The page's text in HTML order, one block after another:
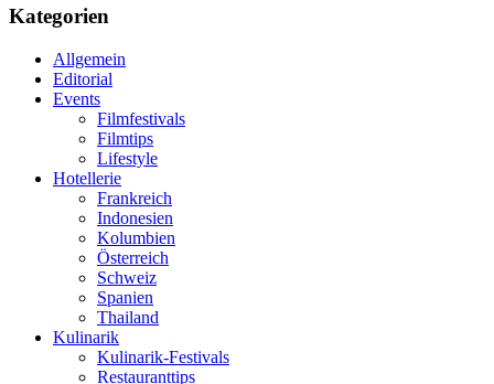
Kategorien
Allgemein
Editorial
Events
Filmfestivals
Filmtips
Lifestyle
Hotellerie
Frankreich
Indonesien
Kolumbien
Österreich
Schweiz
Spanien
Thailand
Kulinarik
Kulinarik-Festivals
Restauranttips